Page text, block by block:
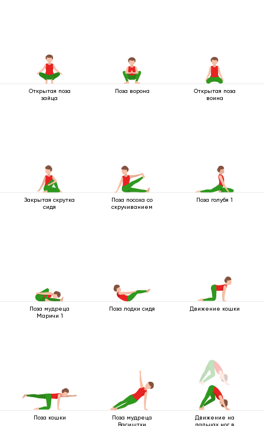
Открытая поза
зайца
Поза ворона
Открытая поза
воина
Закрытая скрутка
сидя
Поза посоха со
скручиванием
Поза голубя 1
Поза мудреца
Маричи 1
Поза лодки сидя Движение кошки
Поза кошки
Поза мудреца
Васиштхи
Движение на
пальцах ног в